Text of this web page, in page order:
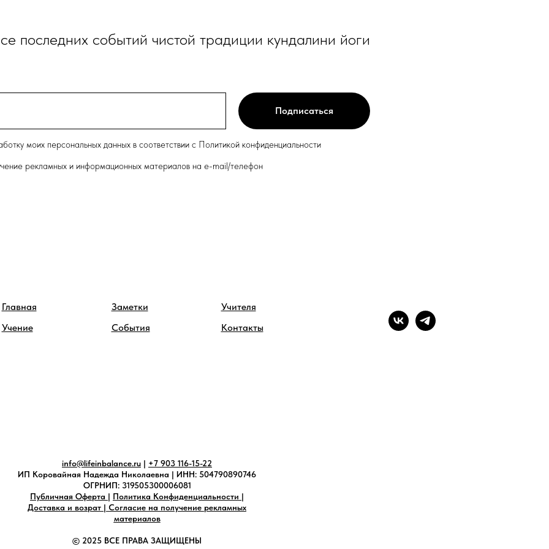
последних событий чистой традиции кундалини йоги
моих персональных данных в соответствии с Политикой конфиденциальности
рекламных и информационных материалов на e-mail/телефон
Подписаться
Главная
Учение
Заметки
События
Учителя
Контакты
info@lifeinbalance.ru | +7 903 116-15-22
ИП Коровайная Надежда Николаевна | ИНН: 504790890746
ОГРНИП: 319505300006081
Публичная Оферта | Политика Конфиденциальности |
Доставка и возрат | Согласие на получение рекламных
материалов
© 2025 ВСЕ ПРАВА ЗАЩИЩЕНЫ